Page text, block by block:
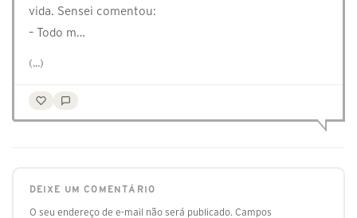
vida. Sensei comentou:
– Todo m…
(...)
DEIXE UM COMENTÁRIO
O seu endereço de e-mail não será publicado. Campos